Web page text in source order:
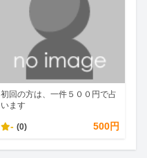
初回の方は、一件５００円で占
います
- (0) 500円